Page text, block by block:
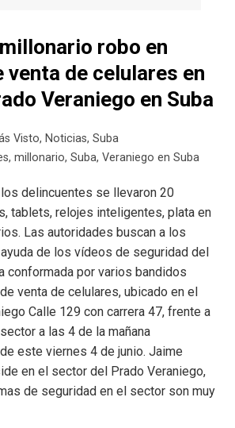
robo en
venta de celulares en
Veraniego en Suba
Visto, Noticias,Suba
,millonario,Suba,Veraniego en Suba
delincuentes se llevaron 20
tablets, relojes inteligentes, plata en
Las autoridades buscan a los
de los vídeos de seguridad del
conformada por varios bandidos
venta de celulares, ubicado en el
Calle 129 con carrera 47, frente a
a las 4 de la mañana
este viernes 4 de junio. Jaime
en el sector del Prado Veraniego,
de seguridad en el sector son muy